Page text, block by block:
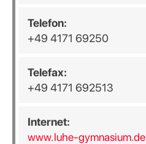
Telefon:
+49 4171 69250
Telefax:
+49 4171 692513
Internet:
www.luhe-gymnasium.de